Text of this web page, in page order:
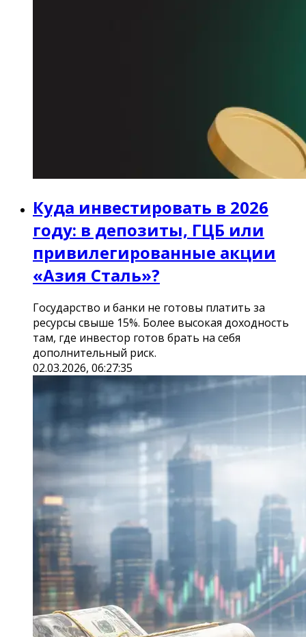
Куда инвестировать в 2026
году: в депозиты, ГЦБ или
привилегированные акции
«Азия Сталь»?
Государство и банки не готовы платить за
ресурсы свыше 15%. Более высокая доходность
там, где инвестор готов брать на себя
дополнительный риск.
02.03.2026, 06:27:35